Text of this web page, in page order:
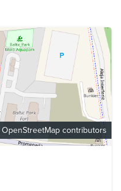
OpenStreetMap contributors